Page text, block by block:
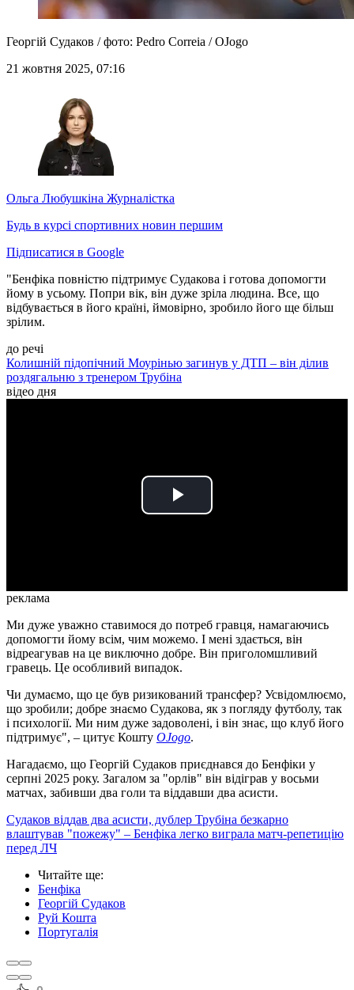
Георгій Судаков / фото: Pedro Correia / OJogo
21 жовтня 2025, 07:16
Ольга Любушкіна Журналістка
Будь в курсі спортивних новин першим
Підписатися в Google
"Бенфіка повністю підтримує Судакова і готова допомогти
йому в усьому. Попри вік, він дуже зріла людина. Все, що
відбувається в його країні, ймовірно, зробило його ще більш
зрілим.
до речі
Колишній підопічний Моурінью загинув у ДТП – він ділив
роздягальню з тренером Трубіна
відео дня
Play
реклама
Ми дуже уважно ставимося до потреб гравця, намагаючись
допомогти йому всім, чим можемо. І мені здається, він
відреагував на це виключно добре. Він приголомшливий
гравець. Це особливий випадок.
Чи думаємо, що це був ризикований трансфер? Усвідомлюємо,
що зробили; добре знаємо Судакова, як з погляду футболу, так
і психології. Ми ним дуже задоволені, і він знає, що клуб його
підтримує", – цитує Кошту OJogo.
Нагадаємо, що Георгій Судаков приєднався до Бенфіки у
серпні 2025 року. Загалом за "орлів" він відіграв у восьми
матчах, забивши два голи та віддавши два асисти.
Судаков віддав два асисти, дублер Трубіна безкарно
влаштував "пожежу" – Бенфіка легко виграла матч-репетицію
перед ЛЧ
Читайте ще:
Бенфіка
Георгій Судаков
Руй Кошта
Португалія